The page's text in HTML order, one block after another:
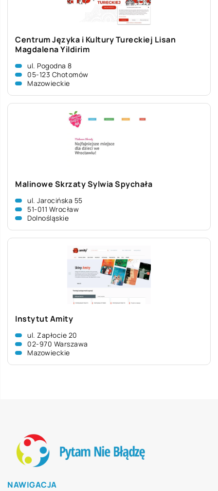
Centrum Języka i Kultury Tureckiej Lisan
Magdalena Yildirim
ul. Pogodna 8
05-123 Chotomów
Mazowieckie
Malinowe Skrzaty Sylwia Spychała
ul. Jarocińska 55
51-011 Wrocław
Dolnośląskie
Instytut Amity
ul. Zapłocie 20
02-970 Warszawa
Mazowieckie
NAWIGACJA